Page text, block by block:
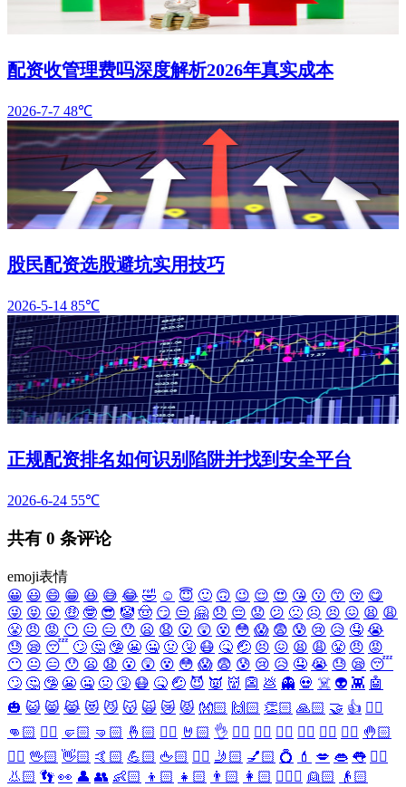
配资收管理费吗深度解析2026年真实成本
2026-7-7 48℃
股民配资选股避坑实用技巧
2026-5-14 85℃
正规配资排名如何识别陷阱并找到安全平台
2026-6-24 55℃
共有 0 条评论
emoji表情
😀 😃 😄 😁 😆 😅 😂 🤣 ☺️ 😇 🙂 🙃 😉 😌 😍 😘 😗 😙 😚 😋
😜 😝 😛 🤑 🤓 😎 🤡 🤠 😏 😒 🤗 😞 😔 😟 😕 🙁 ☹️ 😣 😖 😫 😩
😤 😠 😡 😶 😐 😑 😯 😦 😧 😮 😲 😵 😳 😱 😨 😰 😢 😥 🤤 😭
😓 😪 😴 🙄 🤔 🤥 😬 🤐 🤢 🤧 😷 🤒 🤕 😣 😖 😫 😩 😤 😠 😡
😶 😐 😑 😯 😦 😧 😮 😲 😵 😳 😱 😨 😰 😢 😥 🤤 😭 😓 😪 😴
🙄 🤔 🤥 😬 🤐 🤢 🤧 😷 🤒 🤕 😈 👿 👹 👺 💩 👻 💀 ☠️ 👽 👾 🤖
🎃 😺 😸 😹 😻 😼 😽 🙀 😿 😾 👐🏻 🙌🏻 👏🏻 🙏🏻 🤝 👍 👎🏻
👊🏻 ✊🏻 🤛🏻 🤜🏻 🤞🏻 ✌🏻 🤘🏻 👌 👈🏻 👉🏻 👆🏻 👇🏻 ☝🏻 ✋🏻 🤚🏻
🖐🏻 🖖🏻 👋🏻 🤙🏻 💪🏻 🖕🏻 ✍🏻 🤳🏻 💅🏻 💍 💄 💋 👄 👅 👂🏻
👃🏻 👣 👀 👤 👥 👶🏻 👦🏻 👧🏻 👨🏻 👩🏻 👱🏻‍♀️ 👱🏻
👴🏻